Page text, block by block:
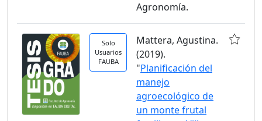
Agronomía.
Solo
Usuarios
FAUBA
Mattera, Agustina.
(2019).
"Planificación del
manejo
agroecológico de
un monte frutal